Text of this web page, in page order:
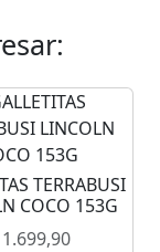
TERRABUSI
COCO 153G